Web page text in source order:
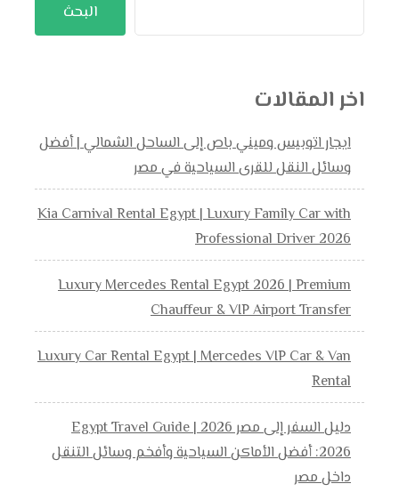
البحث
اخر المقالات
ايجار اتوبيس وميني باص إلى الساحل الشمالي | أفضل
وسائل النقل للقرى السياحية في مصر
Kia Carnival Rental Egypt | Luxury Family Car with
Professional Driver 2026
Luxury Mercedes Rental Egypt 2026 | Premium
Chauffeur & VIP Airport Transfer
Luxury Car Rental Egypt | Mercedes VIP Car & Van
Rental
دليل السفر إلى مصر 2026 | Egypt Travel Guide
2026: أفضل الأماكن السياحية وأفخم وسائل التنقل
داخل مصر